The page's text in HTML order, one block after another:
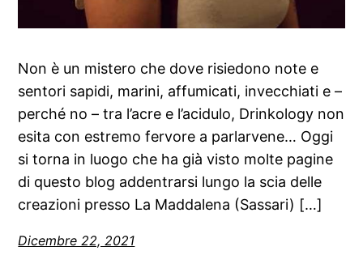
Non è un mistero che dove risiedono note e
sentori sapidi, marini, affumicati, invecchiati e –
perché no – tra l’acre e l’acidulo, Drinkology non
esita con estremo fervore a parlarvene… Oggi
si torna in luogo che ha già visto molte pagine
di questo blog addentrarsi lungo la scia delle
creazioni presso La Maddalena (Sassari) […]
Dicembre 22, 2021